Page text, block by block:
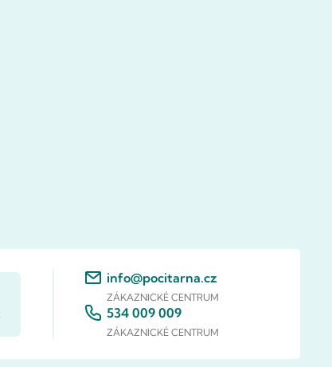
info@pocitarna.cz
ZÁKAZNICKÉ CENTRUM
534 009 009
ZÁKAZNICKÉ CENTRUM